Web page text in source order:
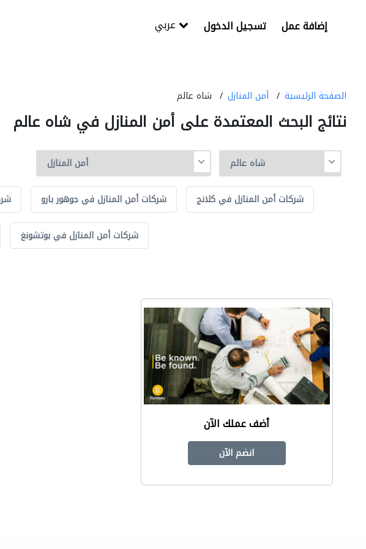
تسجيل الدخول إضافة عمل
الصفحة الرئيسية أمن المنازل شاه عالم
نتائج البحث المعتمدة على أمن المنازل في شاه عالم
شركات أمن المنازل في جوهور بارو شركات أمن المنازل في كلانج
شركات أمن المنازل في بوتشونغ
أضف عملك الآن
انضم الآن